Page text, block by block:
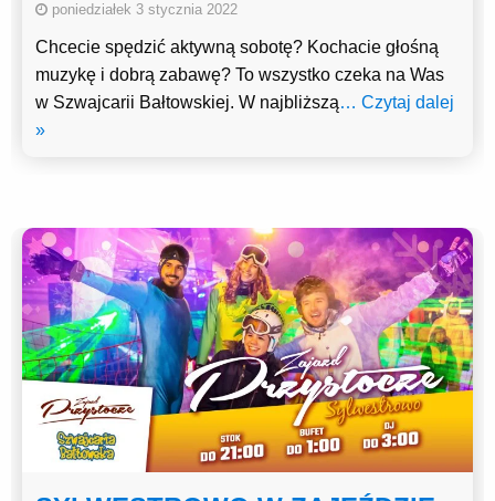
poniedziałek 3 stycznia 2022
Chcecie spędzić aktywną sobotę? Kochacie głośną
muzykę i dobrą zabawę? To wszystko czeka na Was
w Szwajcarii Bałtowskiej. W najbliższą… Czytaj dalej
»